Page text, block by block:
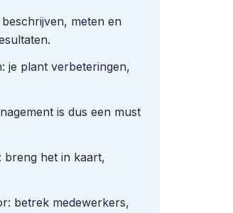
meten en
je plant verbeteringen,
is dus een must
breng het in kaart,
betrek medewerkers,